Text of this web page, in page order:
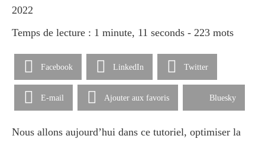
2022
Temps de lecture : 1 minute, 11 seconds - 223 mots
Facebook LinkedIn Twitter
E-mail Ajouter aux favoris Bluesky
Nous allons aujourd’hui dans ce tutoriel, optimiser la